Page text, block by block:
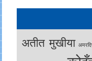
अतीत मुखीया